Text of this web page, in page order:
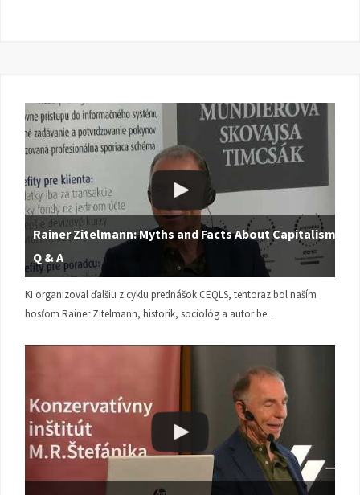
Rainer Zitelmann: Myths and Facts About Capitalism |
Q & A
KI organizoval ďalšiu z cyklu prednášok CEQLS, tentoraz bol naším
hosťom Rainer Zitelmann, historik, sociológ a autor be…